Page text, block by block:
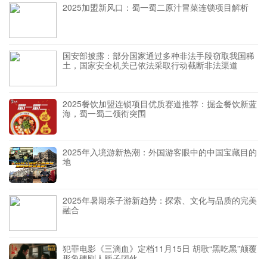
2025加盟新风口：蜀一蜀二原汁冒菜连锁项目解析
国安部披露：部分国家通过多种非法手段窃取我国稀
土，国家安全机关已依法采取行动截断非法渠道
2025餐饮加盟连锁项目优质赛道推荐：掘金餐饮新蓝
海，蜀一蜀二领衔突围
2025年入境游新热潮：外国游客眼中的中国宝藏目的
地
2025年暑期亲子游新趋势：探索、文化与品质的完美
融合
犯罪电影《三滴血》定档11月15日 胡歌“黑吃黑”颠覆